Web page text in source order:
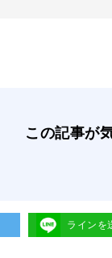
この記事が
ラインを